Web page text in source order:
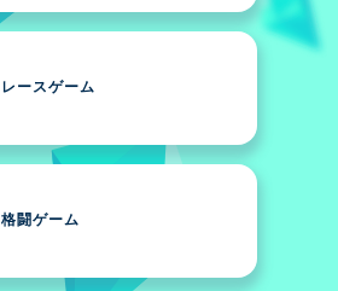
レースゲーム
格闘ゲーム